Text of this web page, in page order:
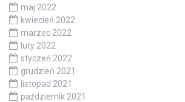
maj 2022
kwiecień 2022
marzec 2022
luty 2022
styczeń 2022
grudzień 2021
listopad 2021
październik 2021